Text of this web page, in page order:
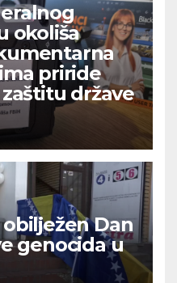
okoliša
priride
države
Dan
genocida u